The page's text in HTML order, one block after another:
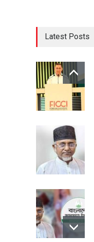
Latest Posts